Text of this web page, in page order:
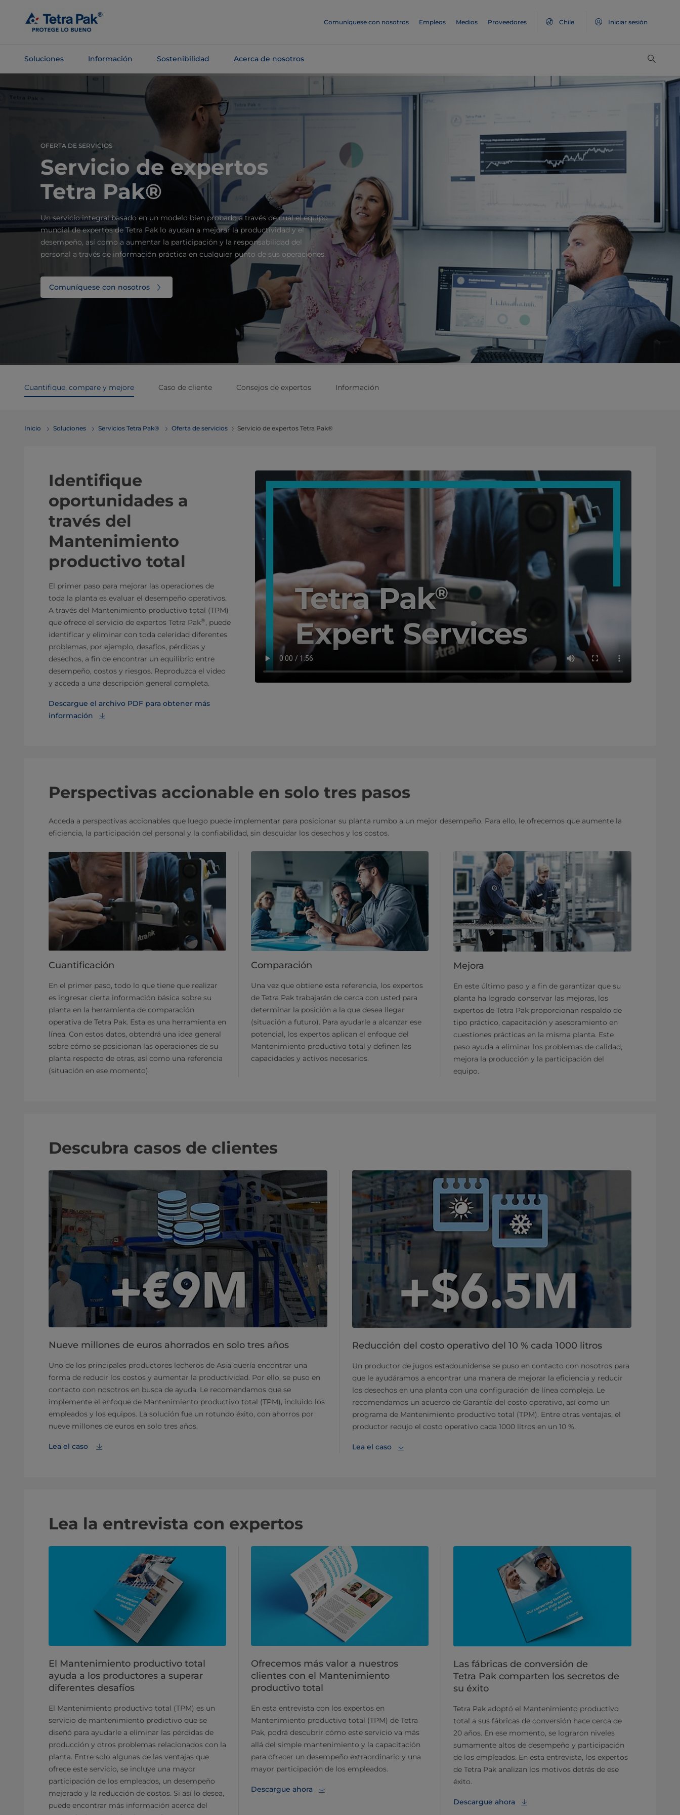
contenido
principal
Comuníquese con nosotros Empleos Medios Proveedores Chile Iniciar sesión
Soluciones Información Sostenibilidad Acerca de nosotros
navegación
OFERTA DE SERVICIOS
Servicio de expertos
Tetra Pak®
Un servicio integral basado en un modelo bien probado a través de cual el equipo
mundial de expertos de Tetra Pak lo ayudan a mejorar la productividad y el
desempeño, así como a aumentar la participación y la responsabilidad del
personal a través de información práctica en cualquier punto de sus operaciones.
Comuníquese con nosotros
Cuantifique, compare y mejore Caso de cliente Consejos de expertos Información
Inicio Soluciones Servicios Tetra Pak® Oferta de servicios Servicio de expertos Tetra Pak®
Identifique
oportunidades a
través del
Mantenimiento
productivo total
El primer paso para mejorar las operaciones de
toda la planta es evaluar el desempeño operativos.
A través del Mantenimiento productivo total (TPM)
que ofrece el servicio de expertos Tetra Pak®, puede
identificar y eliminar con toda celeridad diferentes
problemas, por ejemplo, desafíos, pérdidas y
desechos, a fin de encontrar un equilibrio entre
desempeño, costos y riesgos. Reproduzca el video
y acceda a una descripción general completa.
Descargue el archivo PDF para obtener más
información
Perspectivas accionable en solo tres pasos
Acceda a perspectivas accionables que luego puede implementar para posicionar su planta rumbo a un mejor desempeño. Para ello, le ofrecemos que aumente la
eficiencia, la participación del personal y la confiabilidad, sin descuidar los desechos y los costos.
Cuantificación
En el primer paso, todo lo que tiene que realizar
es ingresar cierta información básica sobre su
planta en la herramienta de comparación
operativa de Tetra Pak. Esta es una herramienta en
línea. Con estos datos, obtendrá una idea general
sobre cómo se posicionan las operaciones de su
planta respecto de otras, así como una referencia
(situación en ese momento).
Comparación
Una vez que obtiene esta referencia, los expertos
de Tetra Pak trabajarán de cerca con usted para
determinar la posición a la que desea llegar
(situación a futuro). Para ayudarle a alcanzar ese
potencial, los expertos aplican el enfoque del
Mantenimiento productivo total y definen las
capacidades y activos necesarios.
Mejora
En este último paso y a fin de garantizar que su
planta ha logrado conservar las mejoras, los
expertos de Tetra Pak proporcionan respaldo de
tipo práctico, capacitación y asesoramiento en
cuestiones prácticas en la misma planta. Este
paso ayuda a eliminar los problemas de calidad,
mejora la producción y la participación del
equipo.
Descubra casos de clientes
Nueve millones de euros ahorrados en solo tres años
Uno de los principales productores lecheros de Asia quería encontrar una
forma de reducir los costos y aumentar la productividad. Por ello, se puso en
contacto con nosotros en busca de ayuda. Le recomendamos que se
implemente el enfoque de Mantenimiento productivo total (TPM), incluido los
empleados y los equipos. La solución fue un rotundo éxito, con ahorros por
nueve millones de euros en solo tres años.
Lea el caso
Reducción del costo operativo del 10 % cada 1000 litros
Un productor de jugos estadounidense se puso en contacto con nosotros para
que le ayudáramos a encontrar una manera de mejorar la eficiencia y reducir
los desechos en una planta con una configuración de línea compleja. Le
recomendamos un acuerdo de Garantía del costo operativo, así como un
programa de Mantenimiento productivo total (TPM). Entre otras ventajas, el
productor redujo el costo operativo cada 1000 litros en un 10 %.
Lea el caso
Lea la entrevista con expertos
El Mantenimiento productivo total
ayuda a los productores a superar
diferentes desafíos
El Mantenimiento productivo total (TPM) es un
servicio de mantenimiento predictivo que se
diseñó para ayudarle a eliminar las pérdidas de
producción y otros problemas relacionados con la
planta. Entre solo algunas de las ventajas que
ofrece este servicio, se incluye una mayor
participación de los empleados, un desempeño
mejorado y la reducción de costos. Si así lo desea,
puede encontrar más información acerca del
Ofrecemos más valor a nuestros
clientes con el Mantenimiento
productivo total
En esta entrevista con los expertos en
Mantenimiento productivo total (TPM) de Tetra
Pak, podrá descubrir cómo este servicio va más
allá del simple mantenimiento y la capacitación
para ofrecer un desempeño extraordinario y una
mayor participación de los empleados.
Descargue ahora
Las fábricas de conversión de
Tetra Pak comparten los secretos de
su éxito
Tetra Pak adoptó el Mantenimiento productivo
total a sus fábricas de conversión hace cerca de
20 años. En ese momento, se lograron niveles
sumamente altos de desempeño y participación
de los empleados. En esta entrevista, los expertos
de Tetra Pak analizan los motivos detrás de ese
éxito.
Descargue ahora